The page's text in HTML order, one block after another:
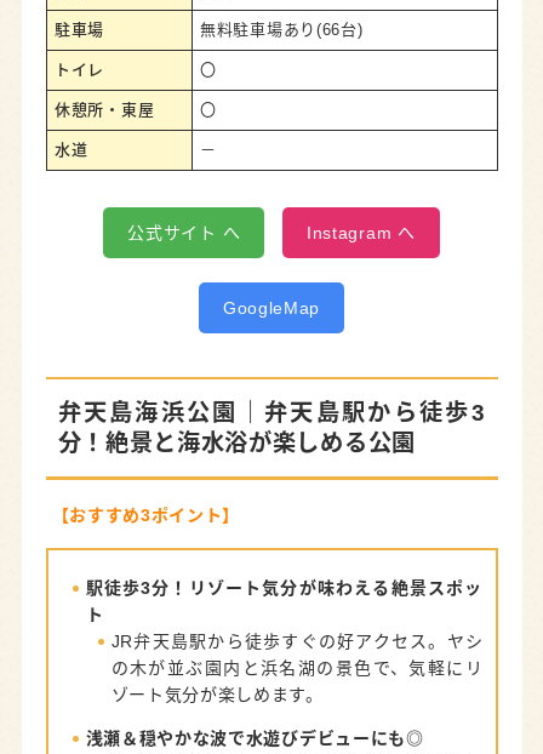
駐車場 無料駐車場あり(66台)
トイレ 〇
休憩所・東屋 〇
水道 －
公式サイト へ Instagram へ
GoogleMap
弁天島海浜公園
｜弁天島駅から徒歩3
分！絶景と海水浴が楽しめる公園
【おすすめ3ポイント】
駅徒歩3分！リゾート気分が味わえる絶景スポッ
ト
JR弁天島駅から徒歩すぐの好アクセス。ヤシ
の木が並ぶ園内と浜名湖の景色で、気軽にリ
ゾート気分が楽しめます。
浅瀬＆穏やかな波で水遊びデビューにも◎